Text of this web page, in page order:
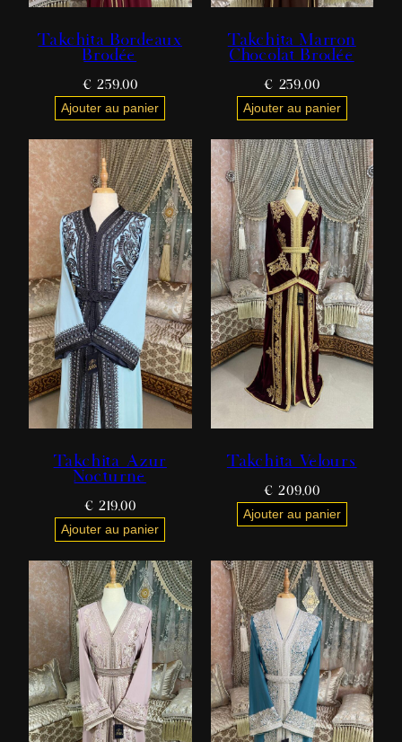
Takchita Bordeaux
Brodée
€ 259,00
Ajouter au panier
Takchita Marron
Chocolat Brodée
€ 259,00
Ajouter au panier
Takchita Azur
Nocturne
€ 219,00
Ajouter au panier
Takchita Velours
€ 209,00
Ajouter au panier